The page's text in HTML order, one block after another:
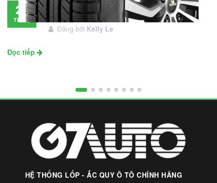
28
Tháng
Đánh giá lốp Michelin Primacy SUV: Đáng
đầu tư không?
Đăng bởi Kelly Le
Đọc tiếp
HỆ THỐNG LỐP - ẮC QUY Ô TÔ CHÍNH HÃNG